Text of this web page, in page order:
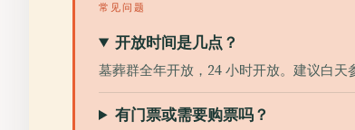
常见问题
开放时间是几点？
墓葬群全年开放，24 小时开放。建议白天
有门票或需要购票吗？